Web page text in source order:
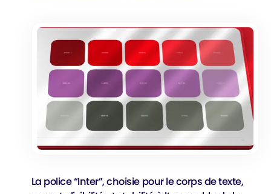
La police “Inter”, choisie pour le corps de texte,